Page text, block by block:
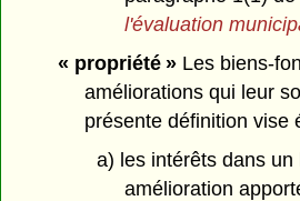
l'évaluation
« propriété »Les biens-
améliorations qui leur
présente définition vise
a) les intérêts dans
amélioration